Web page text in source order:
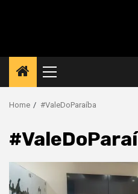
Primary
Menu
Home #ValeDoParaíba